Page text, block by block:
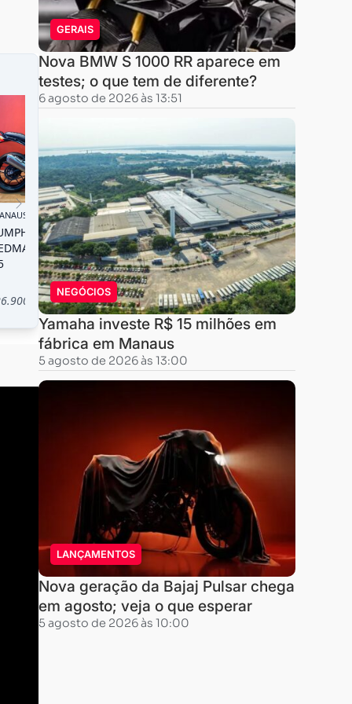
GERAIS
Nova BMW S 1000 RR aparece em
testes; o que tem de diferente?
6 agosto de 2026 às 13:51
NEGÓCIOS
Yamaha investe R$ 15 milhões em
fábrica em Manaus
5 agosto de 2026 às 13:00
LANÇAMENTOS
Nova geração da Bajaj Pulsar chega
em agosto; veja o que esperar
5 agosto de 2026 às 10:00